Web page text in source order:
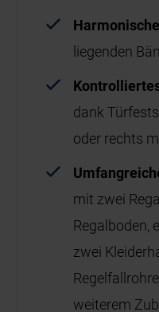
liegenden
dank
oder rechts
mit zwei
Regalboden,
zwei
weiterem